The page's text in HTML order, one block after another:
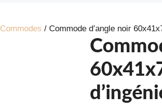
Commodes / Commode d’angle noir